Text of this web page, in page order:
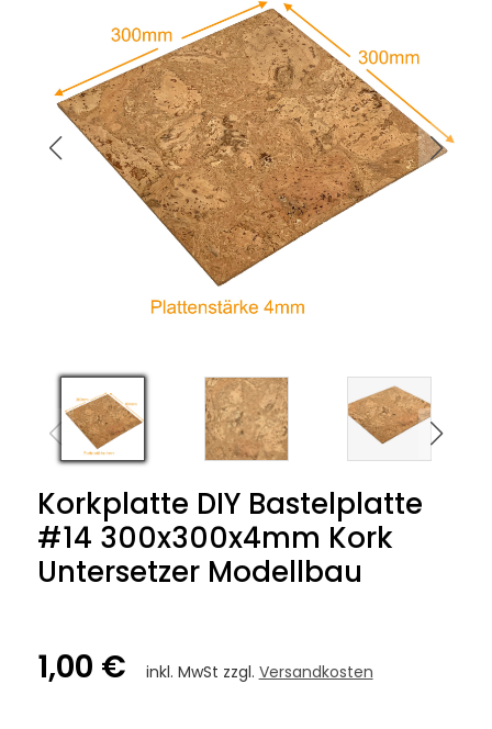
Korkplatte DIY Bastelplatte
#14 300x300x4mm Kork
Untersetzer Modellbau
1,00 € inkl. MwSt zzgl. Versandkosten